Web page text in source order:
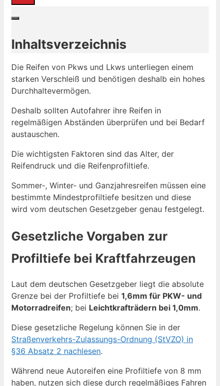
Inhaltsverzeichnis
Die Reifen von Pkws und Lkws unterliegen einem
starken Verschleiß und benötigen deshalb ein hohes
Durchhaltevermögen.
Deshalb sollten Autofahrer ihre Reifen in
regelmäßigen Abständen überprüfen und bei Bedarf
austauschen.
Die wichtigsten Faktoren sind das Alter, der
Reifendruck und die Reifenprofiltiefe.
Sommer-, Winter- und Ganzjahresreifen müssen eine
bestimmte Mindestprofiltiefe besitzen und diese
wird vom deutschen Gesetzgeber genau festgelegt.
Gesetzliche Vorgaben zur
Profiltiefe bei Kraftfahrzeugen
Laut dem deutschen Gesetzgeber liegt die absolute
Grenze bei der Profiltiefe bei 1,6mm für PKW- und
Motorradreifen; bei Leichtkrafträdern bei 1,0mm.
Diese gesetzliche Regelung können Sie in der
Straßenverkehrs-Zulassungs-Ordnung (StVZO) in
§36 Absatz 2 nachlesen.
Während neue Autoreifen eine Profiltiefe von 8 mm
haben, nutzen sich diese durch regelmäßiges Fahren